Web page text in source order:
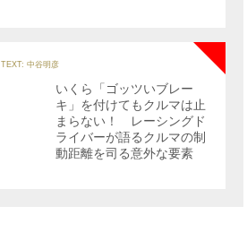
TEXT: 中谷明彦
いくら「ゴッツいブレー
キ」を付けてもクルマは止
まらない！ レーシングド
ライバーが語るクルマの制
動距離を司る意外な要素